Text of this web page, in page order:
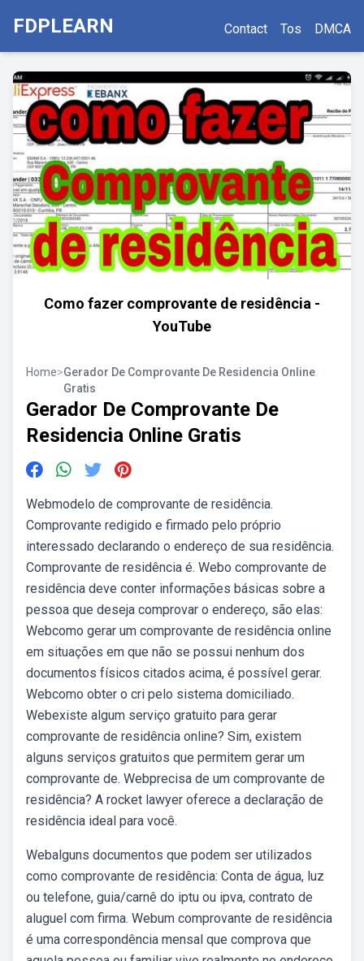
FDPLEARN Contact Tos DMCA
Como fazer comprovante de residência -
YouTube
Home>Gerador De Comprovante De Residencia Online
Gratis
Gerador De Comprovante De
Residencia Online Gratis
Webmodelo de comprovante de residência.
Comprovante redigido e firmado pelo próprio
interessado declarando o endereço de sua residência.
Comprovante de residência é. Webo comprovante de
residência deve conter informações básicas sobre a
pessoa que deseja comprovar o endereço, são elas:
Webcomo gerar um comprovante de residência online
em situações em que não se possui nenhum dos
documentos físicos citados acima, é possível gerar.
Webcomo obter o cri pelo sistema domiciliado.
Webexiste algum serviço gratuito para gerar
comprovante de residência online? Sim, existem
alguns serviços gratuitos que permitem gerar um
comprovante de. Webprecisa de um comprovante de
residência? A rocket lawyer oferece a declaração de
residência ideal para você.
Webalguns documentos que podem ser utilizados
como comprovante de residência: Conta de água, luz
ou telefone, guia/carnê do iptu ou ipva, contrato de
aluguel com firma. Webum comprovante de residência
é uma correspondência mensal que comprova que